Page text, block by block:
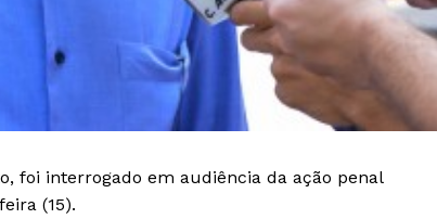
foi interrogado em audiência da ação penal
(15).